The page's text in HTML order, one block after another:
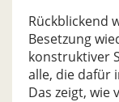
Rückblickend
Besetzung
konstruktiver
alle, die dafür
Das zeigt, wie